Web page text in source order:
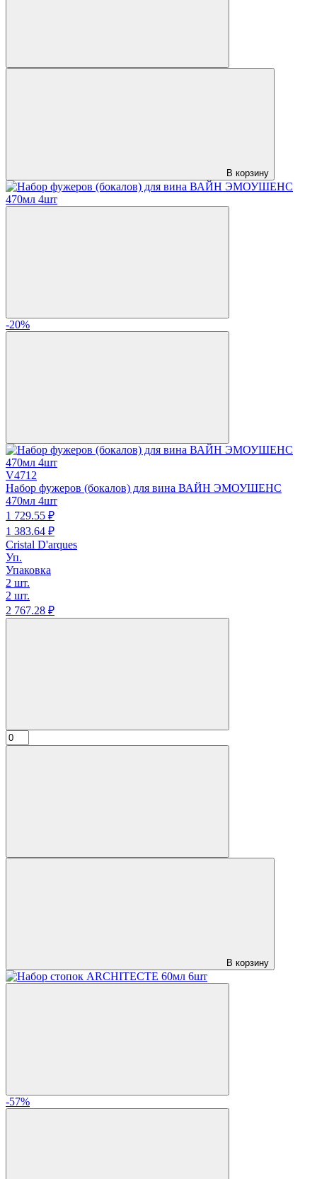
В корзину
-20%
V4712
Набор фужеров (бокалов) для вина ВАЙН ЭМОУШЕНС
470мл 4шт
1 729.55 ₽
1 383.64 ₽
Cristal D'arques
Уп.
Упаковка
2 шт.
2 шт.
2 767.28 ₽
В корзину
-57%